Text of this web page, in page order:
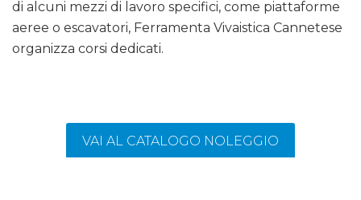
di alcuni mezzi di lavoro specifici, come piattaforme
aeree o escavatori, Ferramenta Vivaistica Cannetese
organizza corsi dedicati.
VAI AL CATALOGO NOLEGGIO